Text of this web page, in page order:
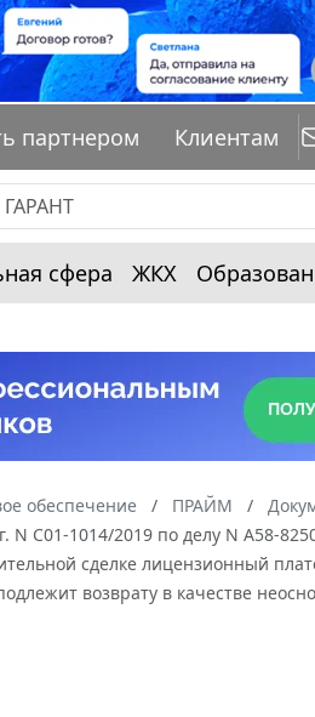
партнером Клиентам
сфера ЖКХ
обеспечение ПРАЙМ
N С01-1014/2019 по делу N А58-
сделке лицензионный
возврату в качестве